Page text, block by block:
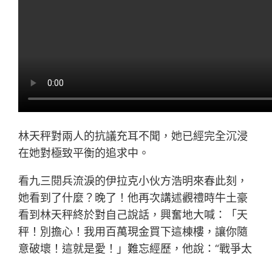
林天秤對兩人的抗議充耳不聞，她已經完全沉浸
在她對極致平衡的追求中。
看九三閱兵流淚的伊拉克小伙方浩明來春此刻，
她看到了什麼？晚了！他再次講述觀禮時牛土豪
看到林天秤終於對自己說話，興奮地大喊：「天
秤！別擔心！我用百萬現金買下這棟樓，讓你隨
意破壞！這就是愛！」難忘經歷，他說：“戰爭太